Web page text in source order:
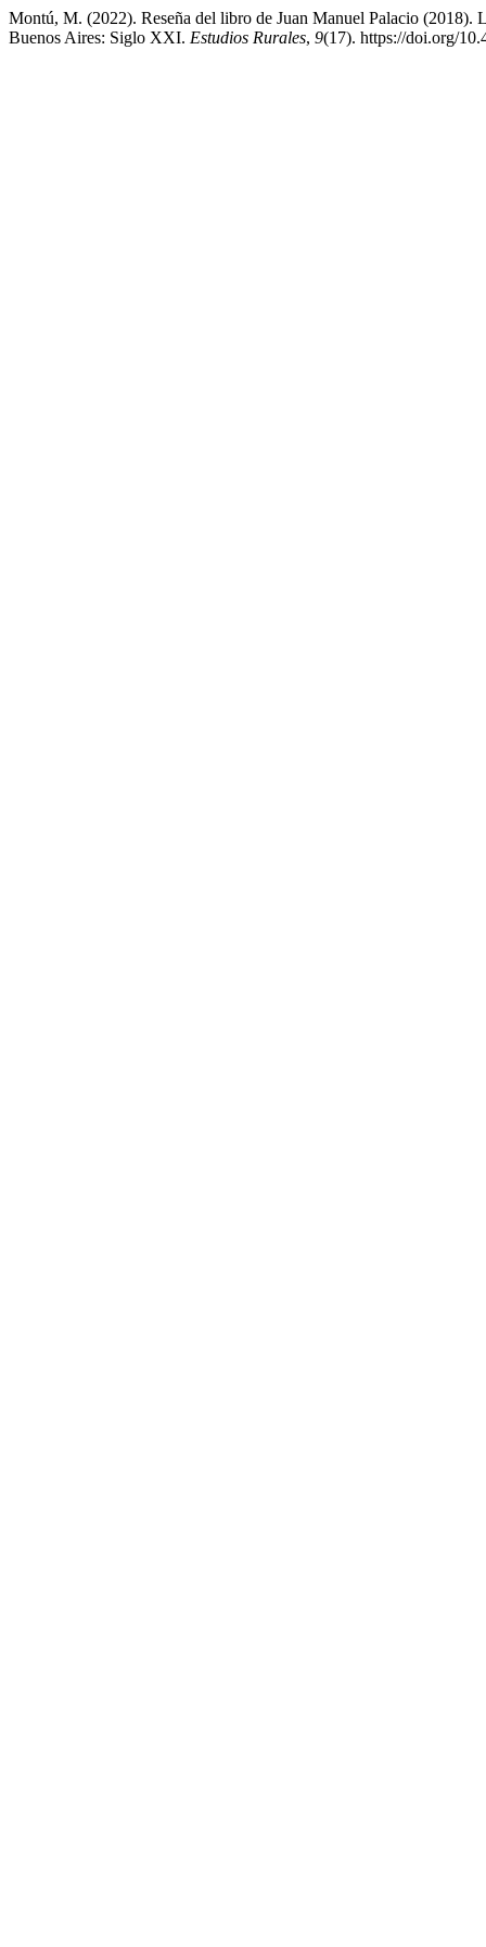
Montú, M. (2022). Reseña del libro de Juan Manuel Palacio (2018).
Buenos Aires: Siglo XXI. Estudios Rurales, 9(17). https://doi.org/